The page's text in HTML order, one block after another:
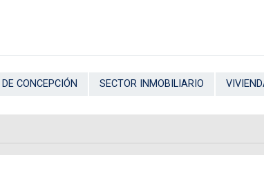
CONCEPCIÓN SECTOR INMOBILIARIO